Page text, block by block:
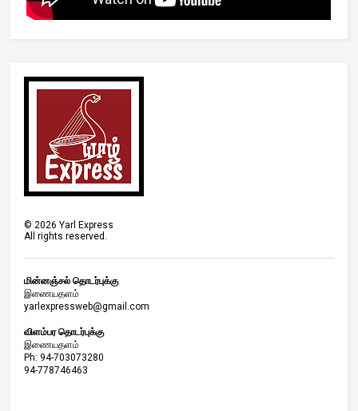
©2026 Yarl Express
All rights reserved.
மின்னஞ்சல் தொடர்புக்கு
இணையதளம்
yarlexpressweb@gmail.com
விளம்பர தொடர்புக்கு
இணையதளம்
Ph: 94-703073280
94-778746463